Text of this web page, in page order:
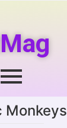
Mag
Monkeys